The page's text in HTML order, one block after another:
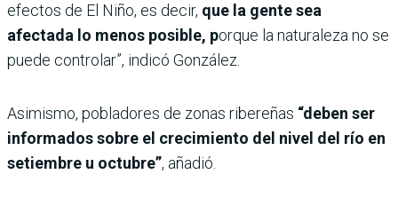
efectos de El Niño, es decir, que la gente sea
afectada lo menos posible, porque la naturaleza no se
puede controlar”, indicó González.
Asimismo, pobladores de zonas ribereñas “deben ser
informados sobre el crecimiento del nivel del río en
setiembre u octubre”, añadió.